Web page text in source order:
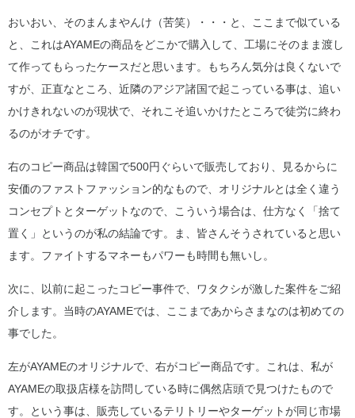
おいおい、そのまんまやんけ（苦笑）・・・と、ここまで似ている
と、これはAYAMEの商品をどこかで購入して、工場にそのまま渡し
て作ってもらったケースだと思います。もちろん気分は良くないで
すが、正直なところ、近隣のアジア諸国で起こっている事は、追い
かけきれないのが現状で、それこそ追いかけたところで徒労に終わ
るのがオチです。
右のコピー商品は韓国で500円ぐらいで販売しており、見るからに
安価のファストファッション的なもので、オリジナルとは全く違う
コンセプトとターゲットなので、こういう場合は、仕方なく「捨て
置く」というのが私の結論です。ま、皆さんそうされていると思い
ます。ファイトするマネーもパワーも時間も無いし。
次に、以前に起こったコピー事件で、ワタクシが激した案件をご紹
介します。当時のAYAMEでは、ここまであからさまなのは初めての
事でした。
左がAYAMEのオリジナルで、右がコピー商品です。これは、私が
AYAMEの取扱店様を訪問している時に偶然店頭で見つけたもので
す。という事は、販売しているテリトリーやターゲットが同じ市場